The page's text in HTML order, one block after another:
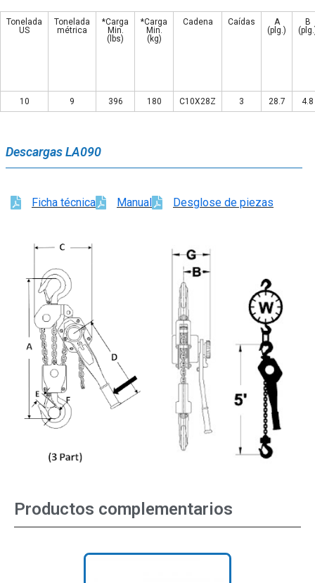
Tonelada
US
Tonelada
métrica
*Carga
Min.
(lbs)
*Carga
Min.
(kg)
Cadena Caídas
A
(plg.)
B
10 9 396 180 C10X28Z 3 28.7 4.8
Descargas LA090
Ficha técnica Manual Desglose de piezas
Productos complementarios